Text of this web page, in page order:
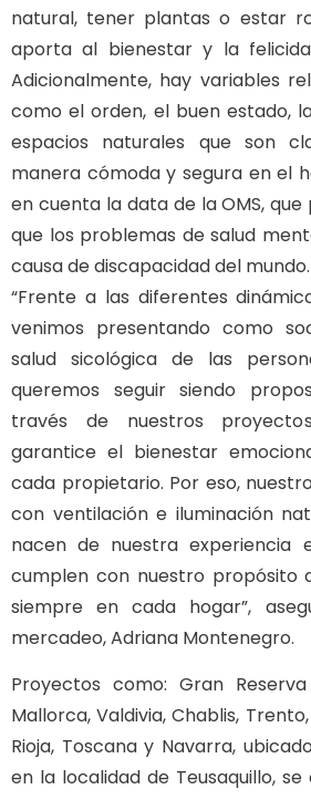
natural, tener plantas o estar
aporta al bienestar y la
Adicionalmente, hay variables
como el orden, el buen estado,
espacios naturales que son
manera cómoda y segura en el
en cuenta la data de la OMS,
que los problemas de salud
causa de discapacidad del mundo.
“Frente a las diferentes
venimos presentando como
salud sicológica de las
queremos seguir siendo
través de nuestros
garantice el bienestar
cada propietario. Por eso,
con ventilación e iluminación
nacen de nuestra
cumplen con nuestro propósito
siempre en cada hogar”,
mercadeo, Adriana Montenegro.
Proyectos como: Gran
Mallorca, Valdivia, Chablis,
Rioja, Toscana y Navarra,
en la localidad de Teusaquillo,